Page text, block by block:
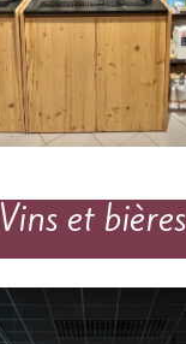
Vins et bières